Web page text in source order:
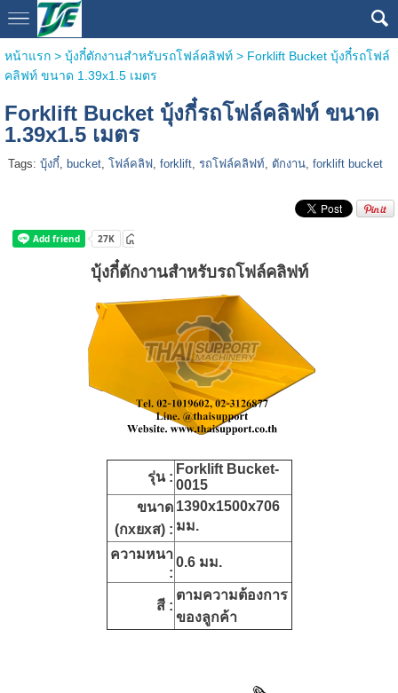
หน้าแรก> บุ้งกี๋ตักงานสำหรับรถโฟล์คลิฟท์> Forklift Bucket บุ้งกี๋รถโฟล์
คลิฟท์ ขนาด 1.39x1.5 เมตร
Forklift Bucket บุ้งกี๋รถโฟล์คลิฟท์ ขนาด
1.39x1.5 เมตร
Tags: บุ้งกี๋, bucket, โฟล์คลิฟ, forklift, รถโฟล์คลิฟท์, ตักงาน, forklift bucket
บุ้งกี๋ตักงานสำหรับรถโฟล์คลิฟท์
รุ่น :
Forklift Bucket-
0015
ขนาด
(กxยxส) :
1390x1500x706
มม.
ความหนา
:
0.6 มม.
สี :
ตามความต้องการ
ของลูกค้า